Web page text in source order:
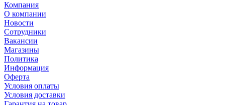
Компания
О компании
Новости
Сотрудники
Вакансии
Магазины
Политика
Информация
Оферта
Условия оплаты
Условия доставки